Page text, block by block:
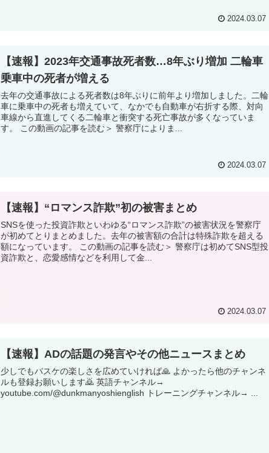
2024.03.07
【速報】2023年交通事故死者数…8年ぶり増加 二輪車
乗車中の死者が増える
去年の交通事故による死者数は8年ぶりに前年より増加しました。二輪
車に乗車中の死者も増えていて、なかでも自動車が右折する際、対向
車線から直進してくる二輪車と衝突する死亡事故が多くなっていま
す。 この動画の記事を読む＞ 警察庁によりま...
2024.03.07
【速報】“ロマンス詐欺”初の被害まとめ
SNSを使った投資詐欺といわゆる“ロマンス詐欺”の被害状況を警察庁
が初めてとりまとめました。去年の被害額の合計は特殊詐欺を超える
額になっています。 この動画の記事を読む＞ 警察庁は初めてSNS型投
資詐欺と、恋愛感情などを利用して金...
2024.03.07
【速報】ADの話題の発言やその他ニュースまとめ
少しでもバスケの楽しさを広めていければ🙏 よかったら他のチャンネ
ルも登録お願いします🙇 英語チャンネル→
youtube.com/@dunkmanyoshienglish トレーニングチャンネル→ ...